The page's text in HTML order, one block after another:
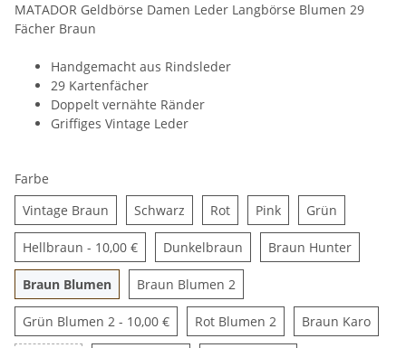
MATADOR Geldbörse Damen Leder Langbörse Blumen 29
Fächer Braun
Handgemacht aus Rindsleder
29 Kartenfächer
Doppelt vernähte Ränder
Griffiges Vintage Leder
Farbe
Vintage Braun Vintage Braun
Schwarz Schwarz
RotRot PinkPink Grün
Hellbraun Hellbraun
- 10,00 € Dunkelbraun Dunkelbraun
Braun HunterBraun
Braun BlumenBraun Blumen
Braun Blumen 2
Grün Blumen 2 Grün Blumen 2
- 10,00 € Rot Blumen 2 Rot Blumen 2
Braun Karo